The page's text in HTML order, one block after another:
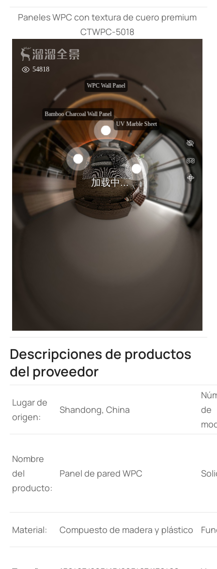
Paneles WPC con textura de cuero premium
CTWPC-5018
Descripciones de productos
del proveedor
Lugar de
origen:
Shandong, China
de
Nombre
del
producto:
Panel de pared WPC
Material: Compuesto de madera y plástico